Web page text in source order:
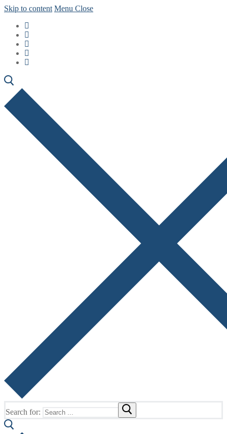
Skip to content Menu Close
Search for: